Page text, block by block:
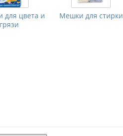
для цвета и
грязи
Мешки для стирки